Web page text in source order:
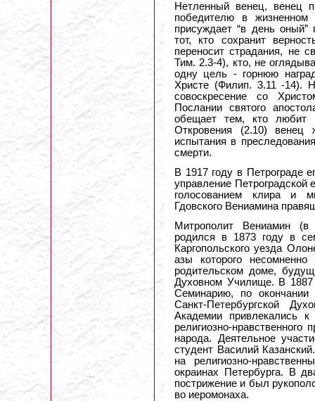
Нетленный венец, венец
победителю в
присуждает “в день
тот, кто сохранит
переносит страдания, не
Тим. 2.3-4), кто, не
одну цель - горнюю
Христе (Филип. 3.11 -14).
совоскресение со
Послании святого
обещает тем, кто любит
Откровения (2.10) венец
испытания в
смерти.
В 1917 году в Петрограде
управление Петроградской
голосованием клира и
Гдовского Вениамина
Митрополит Вениамин
родился в 1873 году в
Каргопольского уезда
азы которого
родительском доме,
Духовном Училище. В
Семинарию, по окончании
Санкт-Петербургской
Академии привлекались
религиозно-
народа. Деятельное
студент Василий
на религиозно-
окраинах Петербурга. В
пострижение и был
во иеромонаха.